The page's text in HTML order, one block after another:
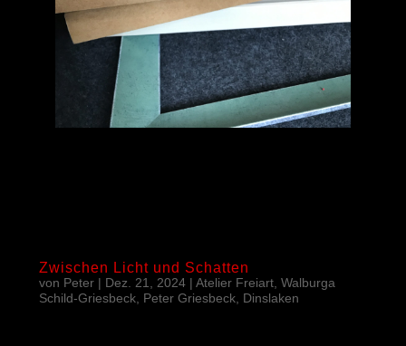
Zwischen Licht und Schatten
von Peter| Dez. 21, 2024| Atelier Freiart, Walburga
Schild-Griesbeck, Peter Griesbeck, Dinslaken